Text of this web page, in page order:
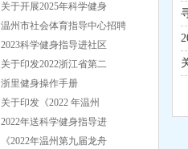
关于开展2025年科学健身
温州市社会体育指导中心招聘
2023科学健身指导进社区
关于印发2022浙江省第二
浙里健身操作手册
关于印发《2022 年温州
2022年送科学健身指导进
《2022年温州第九届龙舟